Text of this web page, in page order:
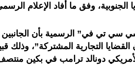
الجنوبية، وفق ما أفاد الإعلام
سي تي في” الرسمية بأن الجانبين
التجارية المشتركة”، وذلك
دونالد ترامب في بكين